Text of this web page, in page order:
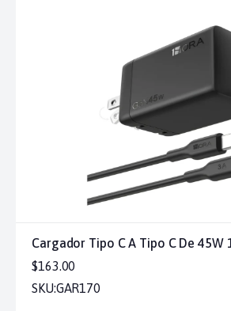
Cargador Tipo C A Tipo C De 45W
$163.00
SKU:GAR170